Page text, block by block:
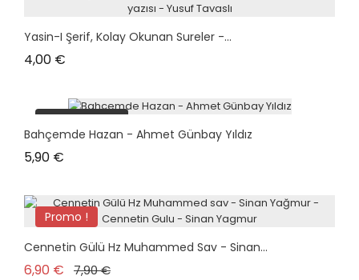
Yasin-I Şerif, Kolay Okunan Sureler -...
4,00 €
plus en stock
Bahçemde Hazan - Ahmet Günbay Yıldız
5,90 €
Promo !
plus en stock
Cennetin Gülü Hz Muhammed Sav - Sinan...
6,90 € Prix de base
7,90 €Prix